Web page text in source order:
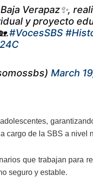
Verapaz✨,
y proyecto
#VocesSBS
March
cargo de la SBS a nivel
que trabajan para
seguro y estable.